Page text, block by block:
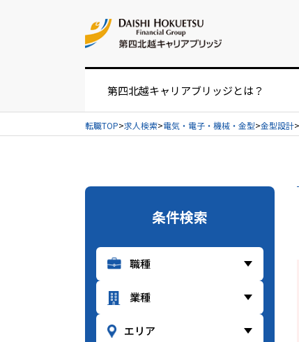
第四北越キャリアブリッジとは？
お仕事紹介の流れ
経営者・人事担当者様へ
転職TOP 求人検索 電気・電子・機械・金型 金型設計
条件検索